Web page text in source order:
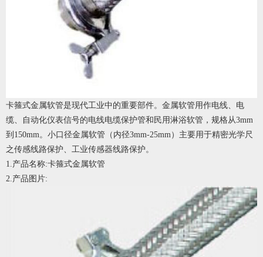
卡箍式金属软管是现代工业中的重要部件。金属软管用作电线、电
缆、自动化仪表信号的电线电缆保护管和民用淋浴软管，规格从3mm
到150mm。小口径金属软管（内径3mm-25mm）主要用于精密光学尺
之传感线路保护、工业传感器线路保护。
1.产品名称:卡箍式金属软管
2.产品图片: